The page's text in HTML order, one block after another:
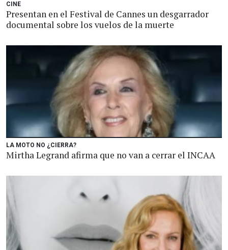
CINE
Presentan en el Festival de Cannes un desgarrador
documental sobre los vuelos de la muerte
LA MOTO NO ¿CIERRA?
Mirtha Legrand afirma que no van a cerrar el INCAA